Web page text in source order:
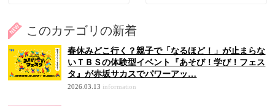
このカテゴリの新着
春休みどこ行く？親子で「なるほど！」が止まらな
いＴＢＳの体験型イベント『あそび！学び！フェス
タ』が赤坂サカスでパワーアッ…
2026.03.13 information